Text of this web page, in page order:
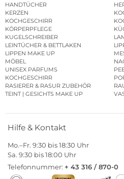
HANDTÜCHER
KERZEN
KOCHGESCHIRR
KÖRPERPFLEGE
KUGELSCHREIBER
LEINTÜCHER & BETTLAKEN
LIPPEN MAKE UP
MÖBEL
UNISEX PARFUMS
KOCHGESCHIRR
RASIERER & RASUR ZUBEHÖR
TEINT | GESICHTS MAKE UP
Hilfe & Kontakt
Mo.–Fr. 9:30 bis 18:30 Uhr
Sa. 9:30 bis 18:00 Uhr
Telefonnummer: + 43 316 / 870-0